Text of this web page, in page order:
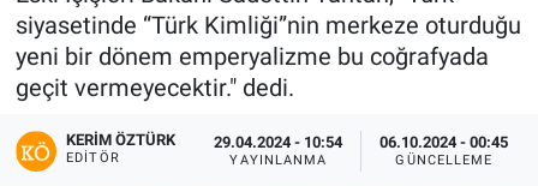
siyasetinde “Türk Kimliği”nin merkeze oturduğu
yeni bir dönem emperyalizme bu coğrafyada
geçit vermeyecektir." dedi.
KERIM ÖZTÜRK
EDITÖR
29.04.2024 - 10:54
YAYINLANMA
06.10.2024 - 00:45
GÜNCELLEME
Tüm Manşetler
Son Dakika Haberleri
Haber Arşivi